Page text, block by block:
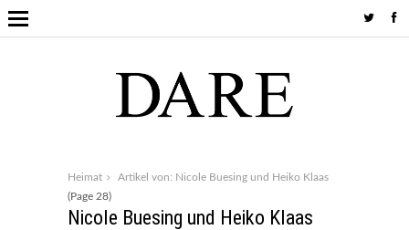
Heimat
Artikel von: Nicole Buesing und Heiko Klaas
(Page 28)
Nicole Buesing und Heiko Klaas